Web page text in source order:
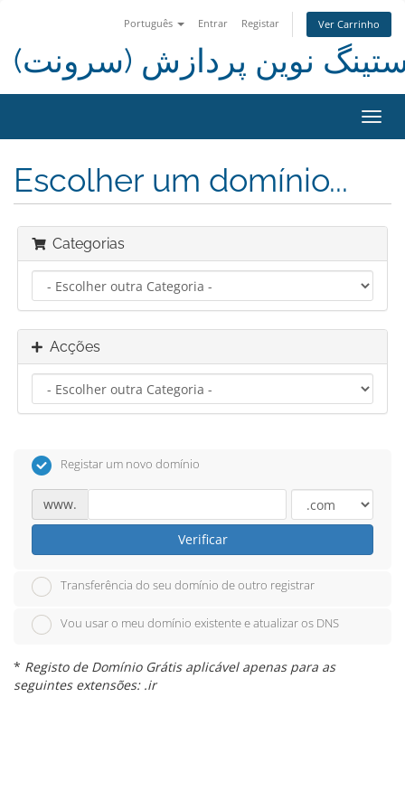
Português Entrar Registar Ver Carrinho
نوین پردازش (سرونت)
Escolher um domínio...
Categorias
Acções
Registar um novo domínio
www.
Verificar
Transferência do seu domínio de outro registrar
Vou usar o meu domínio existente e atualizar os DNS
* Registo de Domínio Grátis aplicável apenas para as
seguintes extensões: .ir